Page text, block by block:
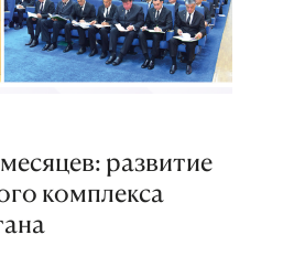
развитие
комплекса